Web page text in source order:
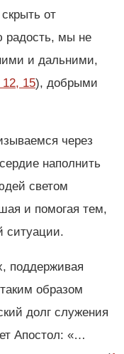
от
радость, мы не
и дальними,
15), добрыми
через
наполнить
светом
и помогая тем,
ситуации.
поддерживая
образом
долг служения
Апостол: «…